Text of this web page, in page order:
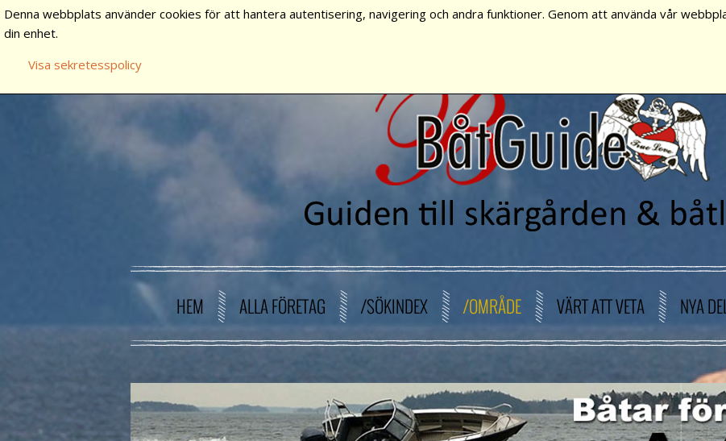
HEM ALLA FÖRETAG /SÖKINDEX /OMRÅDE VÄRT ATT VETA NYA
Denna webbplats använder cookies för att hantera autentisering, navigering och andra funktioner. Genom att använda vår
din enhet.
Visa sekretesspolicy